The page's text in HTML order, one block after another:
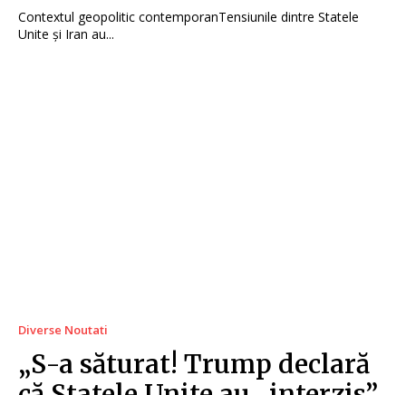
Contextul geopolitic contemporanTensiunile dintre Statele
Unite și Iran au...
Diverse Noutati
„S-a săturat! Trump declară